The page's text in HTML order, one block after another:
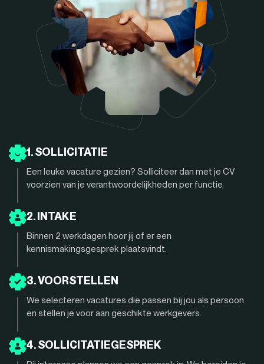
1. SOLLICITATIE
Een leuke vacature gezien? Solliciteer dan met je CV
voorzien van je verantwoordelijkheden per functie.
2. INTAKE
Binnen 2 werkdagen hoor jij of er een
kennismakingsgesprek plaatsvindt.
3. VOORSTELLEN
We selecteren vacatures die passen bij jou als persoon
en stellen je voor aan geschikte werkgevers.
4. SOLLICITATIEGESPREK